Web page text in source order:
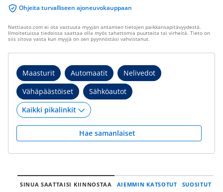
Ohjeita turvalliseen ajoneuvokauppaan
Nettiauto.com ei ota vastuuta myyjän antamien tietojen paikkansapitävyydestä.
Ilmoitetuissa tiedoissa saattaa olla myös tahattomia puutteita tai virheitä. Tieto on
siis sitova vasta kun myyjä on sen pyynnöstäsi vahvistanut.
Maasturit Automaatit
Nelivedot
Vähäpäästöiset
Sähköautot
Hae samanlaiset
SINUA SAATTAISI KIINNOSTAA AIEMMIN KATSOTUT SUOSITUT